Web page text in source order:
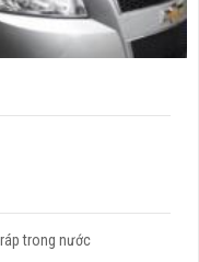
trong nước